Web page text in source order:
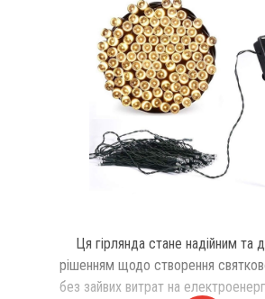
Ця гірлянда стане надійним та
рішенням щодо створення
без зайвих витрат на